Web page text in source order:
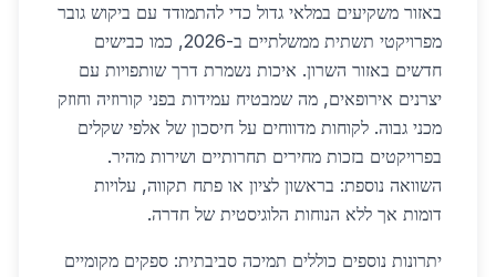
באזור משקיעים במלאי גדול כדי להתמודד עם ביקוש גובר
מפרויקטי תשתית ממשלתיים ב-2026, כמו כבישים
חדשים באזור השרון. איכות נשמרת דרך שותפויות עם
יצרנים אירופאים, מה שמבטיח עמידות בפני קורוזיה וחוזק
מכני גבוה. לקוחות מדווחים על חיסכון של אלפי שקלים
בפרויקטים בזכות מחירים תחרותיים ושירות מהיר.
השוואה נוספת: בראשון לציון או פתח תקווה, עלויות
דומות אך ללא הנוחות הלוגיסטית של חדרה.
יתרונות נוספים כוללים תמיכה סביבתית: ספקים מקומיים